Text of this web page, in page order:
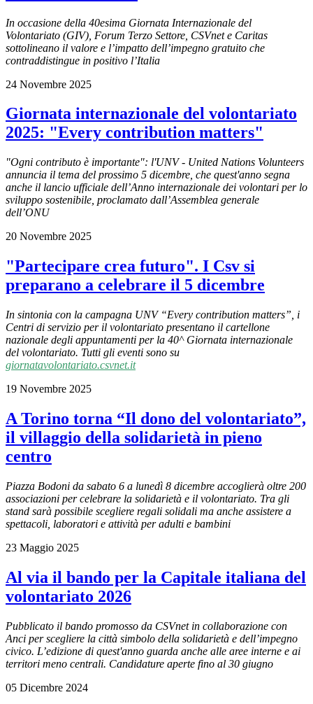
In occasione della 40esima Giornata Internazionale del
Volontariato (GIV), Forum Terzo Settore, CSVnet e Caritas
sottolineano il valore e l’impatto dell’impegno gratuito che
contraddistingue in positivo l’Italia
24 Novembre 2025
Giornata internazionale del volontariato
2025: "Every contribution matters"
"Ogni contributo è importante": l'UNV - United Nations Volunteers
annuncia il tema del prossimo 5 dicembre, che quest'anno segna
anche il lancio ufficiale dell’Anno internazionale dei volontari per lo
sviluppo sostenibile, proclamato dall’Assemblea generale
dell’ONU
20 Novembre 2025
"Partecipare crea futuro". I Csv si
preparano a celebrare il 5 dicembre
In sintonia con la campagna UNV “Every contribution matters”, i
Centri di servizio per il volontariato presentano il cartellone
nazionale degli appuntamenti per la 40^ Giornata internazionale
del volontariato. Tutti gli eventi sono su
giornatavolontariato.csvnet.it
19 Novembre 2025
A Torino torna “Il dono del volontariato”,
il villaggio della solidarietà in pieno
centro
Piazza Bodoni da sabato 6 a lunedì 8 dicembre accoglierà oltre 200
associazioni per celebrare la solidarietà e il volontariato. Tra gli
stand sarà possibile scegliere regali solidali ma anche assistere a
spettacoli, laboratori e attività per adulti e bambini
23 Maggio 2025
Al via il bando per la Capitale italiana del
volontariato 2026
Pubblicato il bando promosso da CSVnet in collaborazione con
Anci per scegliere la città simbolo della solidarietà e dell’impegno
civico. L’edizione di quest'anno guarda anche alle aree interne e ai
territori meno centrali. Candidature aperte fino al 30 giugno
05 Dicembre 2024